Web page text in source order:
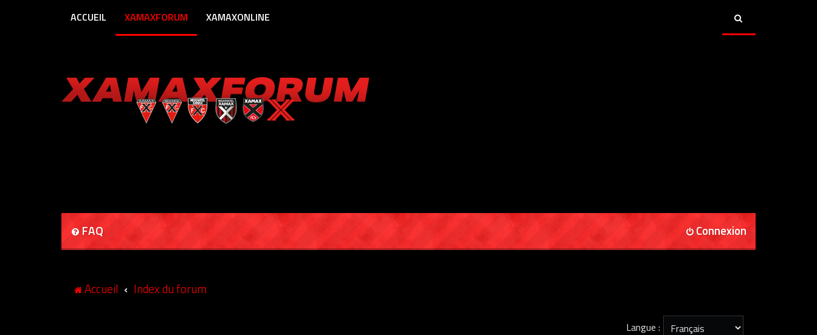
ACCUEIL XAMAXFORUM XAMAXONLINE
FAQ Connexion
Accueil Index du forum
Langue :